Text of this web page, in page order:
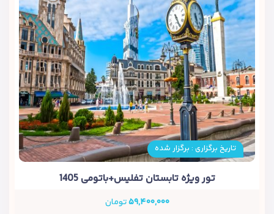
تاریخ برگزاری : برگزار شده
تور ویژه تابستان تفلیس+باتومی 1405
۵۹,۴۰۰,۰۰۰تومان